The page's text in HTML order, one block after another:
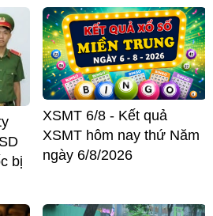
bị
XSMT 6/8 - Kết quả
XSMT hôm nay thứ Năm
ngày 6/8/2026